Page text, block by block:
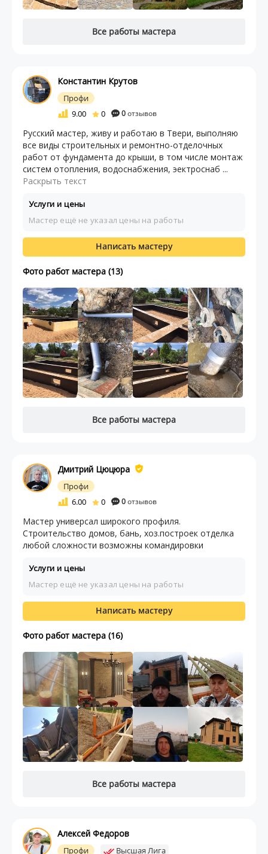
Все работы мастера
Константин Крутов
Профи
9.00
0 0отзывов
Русский мастер, живу и работаю в Твери, выполняю
все виды строительных и ремонтно-отделочных
работ от фундамента до крыши, в том числе монтаж
систем отопления, водоснабжения, эектроснаб ...
Раскрыть текст
Услуги и цены
Мастер ещё не указал цены на работы
Написать мастеру
Фото работ мастера (13)
Все работы мастера
Дмитрий Цюцюра
Профи
6.00
0 0отзывов
Мастер универсал широкого профиля.
Строительство домов, бань, хоз.построек отделка
любой сложности возможны командировки
Услуги и цены
Мастер ещё не указал цены на работы
Написать мастеру
Фото работ мастера (16)
Все работы мастера
Алексей Федоров
Профи Высшая Лига